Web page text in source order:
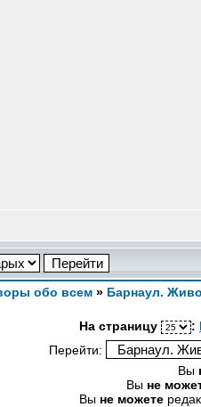
обо всем » Барнаул.
На страницу :
Перейти:
Вы
Вы не
Вы не можете